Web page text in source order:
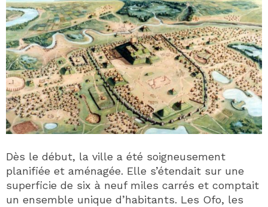
Dès le début, la ville a été soigneusement
planifiée et aménagée. Elle s’étendait sur une
superficie de six à neuf miles carrés et comptait
un ensemble unique d’habitants. Les Ofo, les